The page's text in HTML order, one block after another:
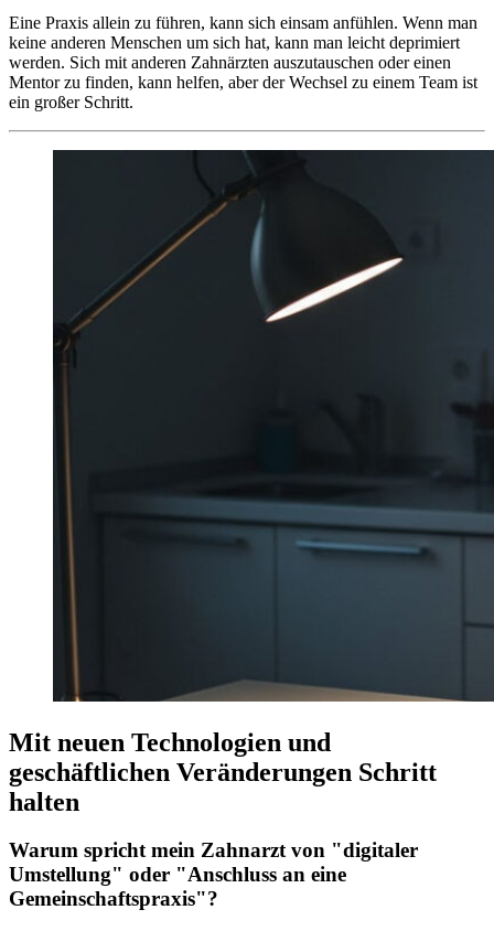
Eine Praxis allein zu führen, kann sich einsam anfühlen. Wenn man
keine anderen Menschen um sich hat, kann man leicht deprimiert
werden. Sich mit anderen Zahnärzten auszutauschen oder einen
Mentor zu finden, kann helfen, aber der Wechsel zu einem Team ist
ein großer Schritt.
Mit neuen Technologien und
geschäftlichen Veränderungen Schritt
halten
Warum spricht mein Zahnarzt von "digitaler
Umstellung" oder "Anschluss an eine
Gemeinschaftspraxis"?